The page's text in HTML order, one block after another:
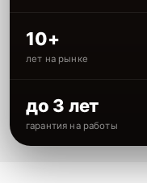
10+
лет на рынке
до 3 лет
гарантия на работы